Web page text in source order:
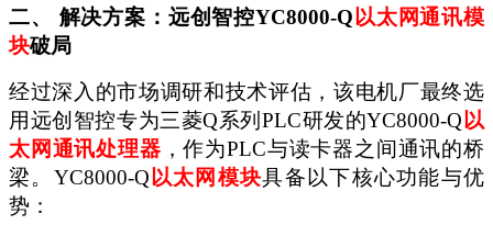
二、 解决方案：远创智控YC8000-Q 以太网通讯模
块破局
经过深入的市场调研和技术评估，该电机厂最终选
用远创智控专为三菱Q系列PLC研发的YC8000-Q 以
太网通讯处理器 ，作为PLC与读卡器之间通讯的桥
梁。YC8000-Q 以太网 模块具备以下核心功能与优
势：